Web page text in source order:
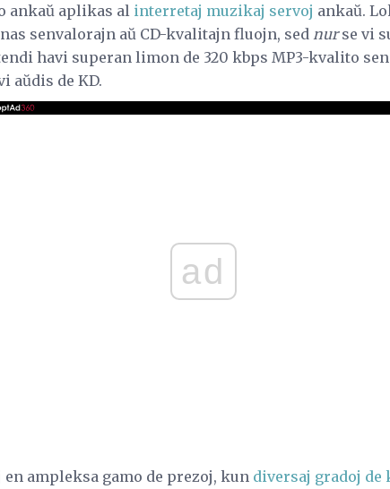
ankaŭ aplikas al interretaj muzikaj servoj ankaŭ.
senvalorajn aŭ CD-kvalitajn fluojn, sed nurse vi
havi superan limon de 320 kbps MP3-kvalito
aŭdis de KD.
ad
ampleksa gamo de prezoj, kun diversaj gradoj de